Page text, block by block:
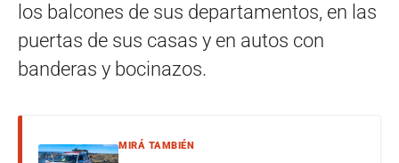
los balcones de sus departamentos, en las
puertas de sus casas y en autos con
banderas y bocinazos.
MIRÁ TAMBIÉN